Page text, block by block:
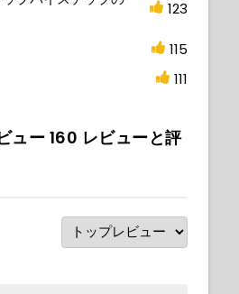
123
115
111
ュー 160 レビューと評